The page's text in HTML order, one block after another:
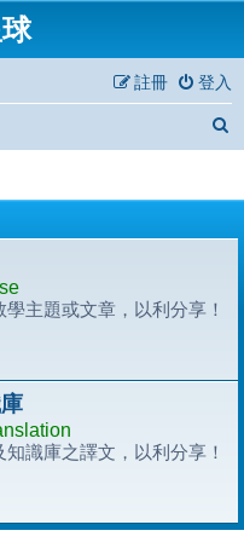
登入
註冊
主題或文章，以利分享！
識庫之譯文，以利分享！